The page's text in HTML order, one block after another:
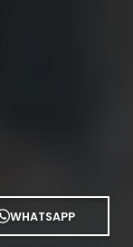
WHATSAPP